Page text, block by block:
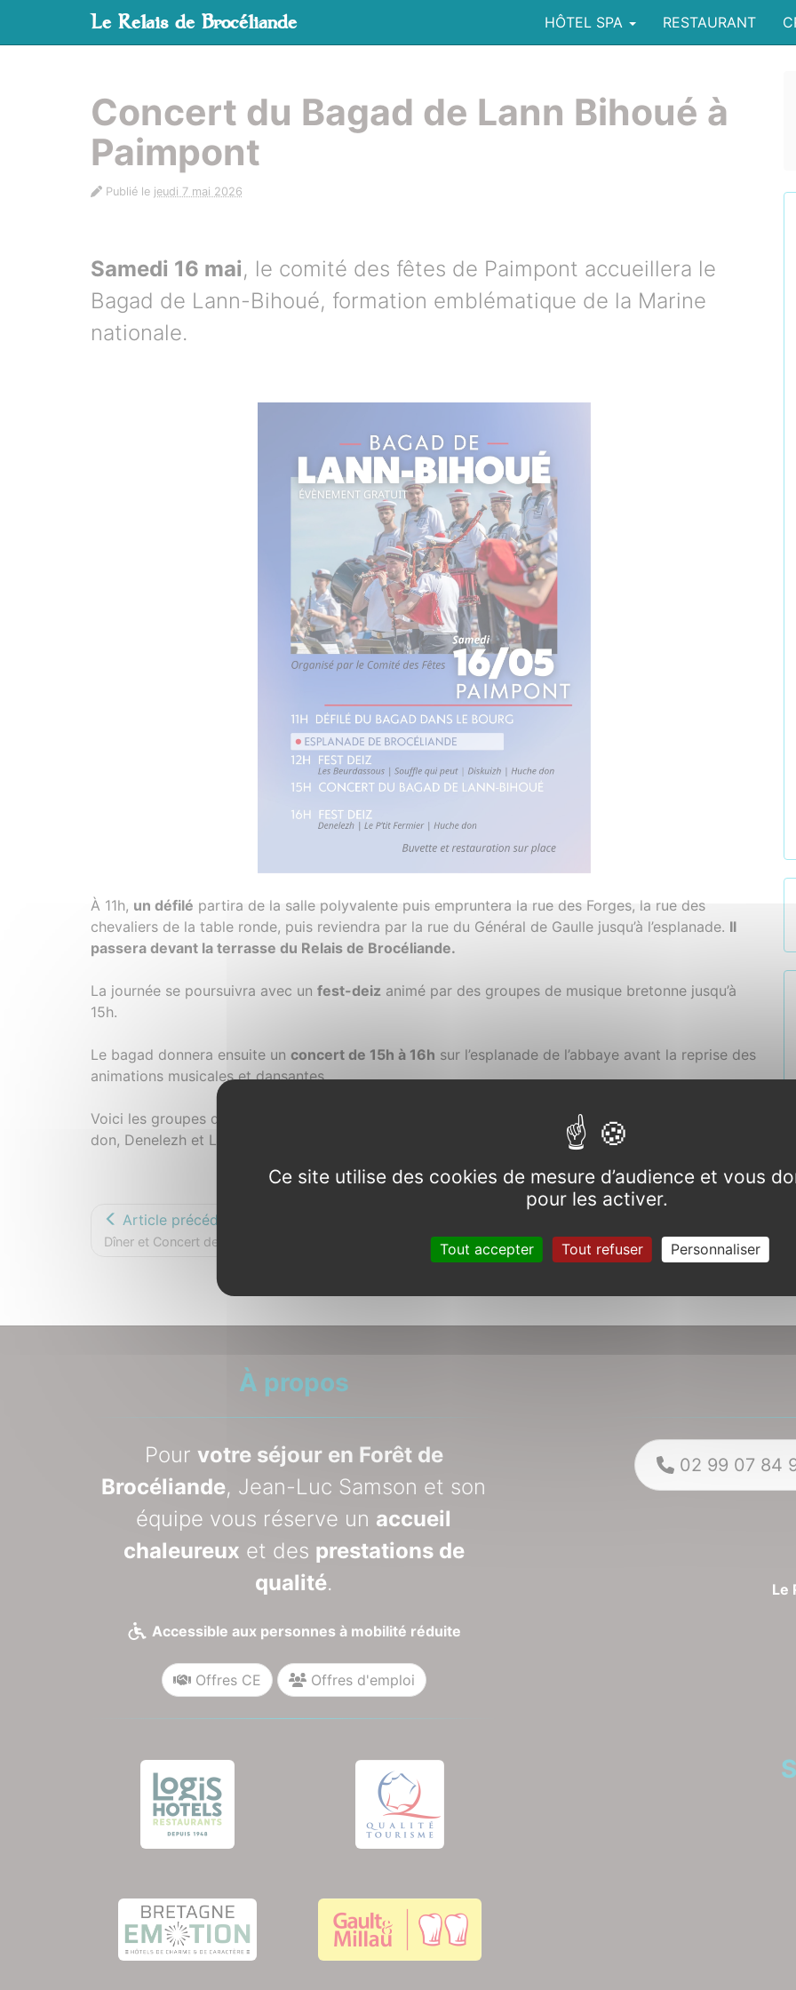
Le Relais de Brocéliande HÔTEL SPA RESTAURANT
Concert du Bagad de Lann Bihoué à
Paimpont
Publié le jeudi 7 mai 2026
Samedi 16 mai, le comité des fêtes de Paimpont accueillera le
Bagad de Lann-Bihoué, formation emblématique de la Marine
nationale.
À 11h, un défilé partira de la salle polyvalente puis empruntera la rue des Forges, la rue des
chevaliers de la table ronde, puis reviendra par la rue du Général de Gaulle jusqu’à l’esplanade. Il
passera devant la terrasse du Relais de Brocéliande.
La journée se poursuivra avec un fest-deiz animé par des groupes de musique bretonne jusqu’à
15h.
Le bagad donnera ensuite un concert de 15h à 16h sur l’esplanade de l’abbaye avant la reprise des
animations musicales et dansantes.
Voici les groupes qui se produiront sur scène : Les Beurdassous, Souffle qui peut, Diskuizh, Huche
don, Denelezh et Le P’tit Fermier.
Article précédent
Dîner et Concert de harpe celtique
À propos
Pour votre séjour en Forêt de
Brocéliande, Jean-Luc Samson et son
équipe vous réserve un accueil
chaleureux et des prestations de
qualité.
Accessible aux personnes à mobilité réduite
Offres CE Offres d'emploi
02 99 07 84
Le
Panneau de gestion des cookies
Ce site utilise des cookies de mesure d’audience et vous
pour les activer.
Tout accepter Tout refuser Personnaliser